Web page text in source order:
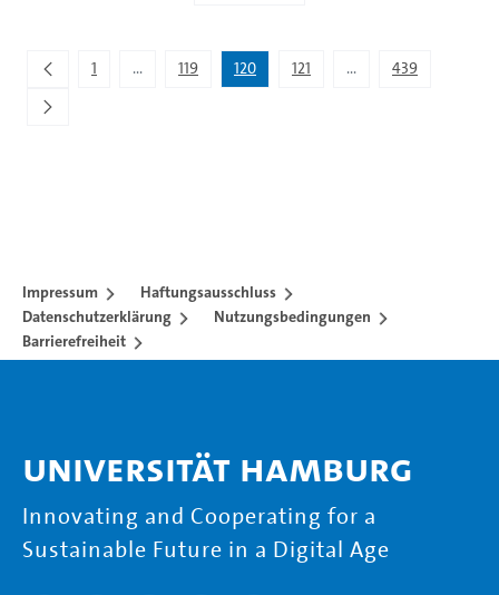
1 ...Zwischenseiten Navigieren mit TAB-Taste.
119 120 121 ...Zwischenseiten
439
Impressum
Haftungsausschluss
Datenschutzerklärung
Nutzungsbedingungen
Barrierefreiheit
Universität Hamburg
Innovating and Cooperating for a
Sustainable Future in a Digital Age